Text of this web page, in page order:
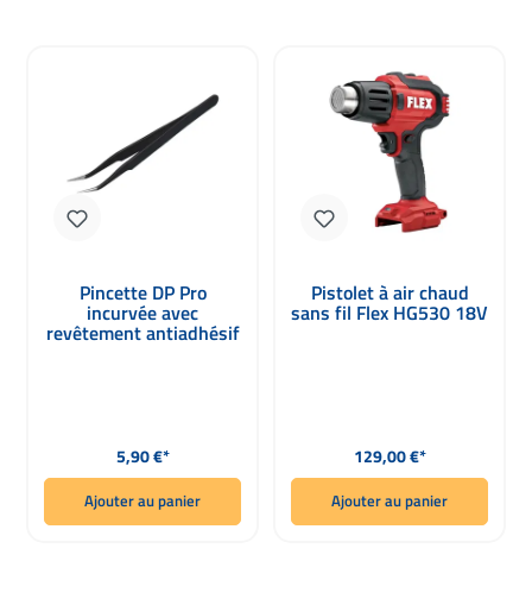
Pincette DP Pro
incurvée avec
revêtement antiadhésif
Prix régulier :
5,90 €*
Ajouter au panier
Pistolet à air chaud
sans fil Flex HG530 18V
Prix régulier :
129,00 €*
Ajouter au panier